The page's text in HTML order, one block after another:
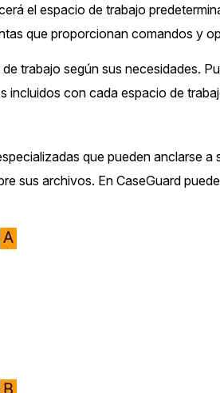
más de miles
el trabajo
redactando
Sector
Servicios
el espacio de trabajo
que proporcionan comandos y
trabajo según sus necesidades.
incluidos con cada espacio de
que pueden anclarse
sus archivos. En CaseGuard